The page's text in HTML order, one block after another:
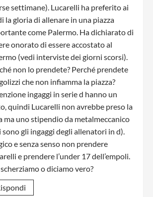
settimane). Lucarelli ha preferito ai
la gloria di allenare in una piazza
come Palermo. Ha dichiarato di
onorato di essere accostato al
(vedi interviste dei giorni scorsi).
non lo prendete? Perché prendete
che non infiamma la piazza?
ingaggi in serie d hanno un
quindi Lucarelli non avrebbe preso la
ma uno stipendio da metalmeccanico
sono gli ingaggi degli allenatori in d).
e senza senso non prendere
e prendere l’under 17 dell’empoli.
o diciamo vero?